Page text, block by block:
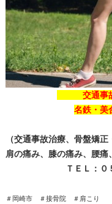
交通事故
名鉄・美
（交通事故治療、骨盤矯
肩の痛み、膝の痛み、腰痛
ＴＥＬ：０５６４
＃岡崎市 ＃接骨院 ＃肩こり